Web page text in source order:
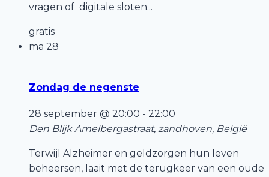
vragen of digitale sloten...
gratis
ma 28
Zondag de negenste
28 september @ 20:00 - 22:00
Den BlijkAmelbergastraat, zandhoven, België
Terwijl Alzheimer en geldzorgen hun leven
beheersen, laait met de terugkeer van een oude